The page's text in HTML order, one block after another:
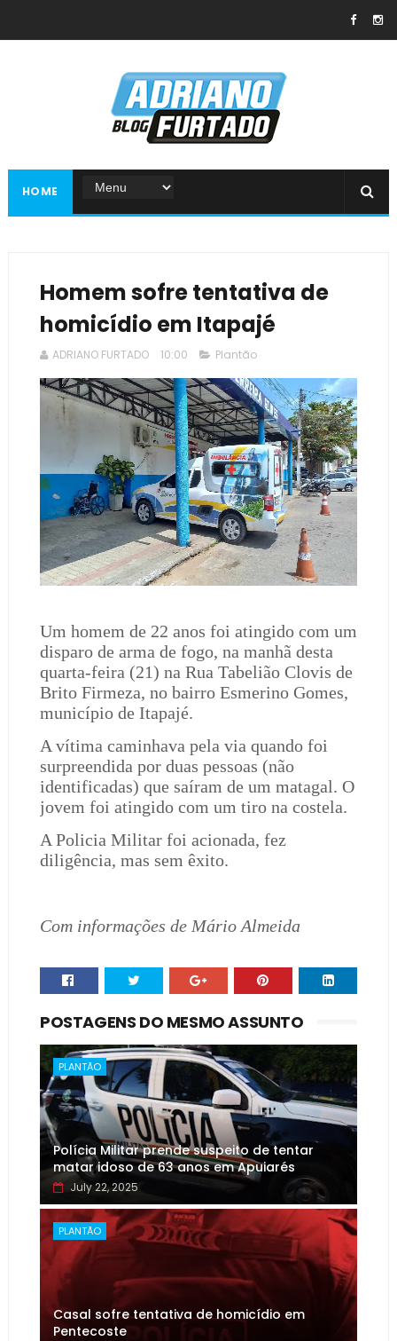
HOME
Homem sofre tentativa de
homicídio em Itapajé
ADRIANO FURTADO 10:00 Plantão
Um homem de 22 anos foi atingido com um
disparo de arma de fogo, na manhã desta
quarta-feira (21) na Rua Tabelião Clovis de
Brito Firmeza, no bairro Esmerino Gomes,
município de Itapajé.
A vítima caminhava pela via quando foi
surpreendida por duas pessoas (não
identificadas) que saíram de um matagal. O
jovem foi atingido com um tiro na costela.
A Policia Militar foi acionada, fez
diligência, mas sem êxito.
Com informações de Mário Almeida
POSTAGENS DO MESMO ASSUNTO
PLANTÃO
Polícia Militar prende suspeito de tentar
matar idoso de 63 anos em Apuiarés
July 22, 2025
PLANTÃO
Casal sofre tentativa de homicídio em
Pentecoste